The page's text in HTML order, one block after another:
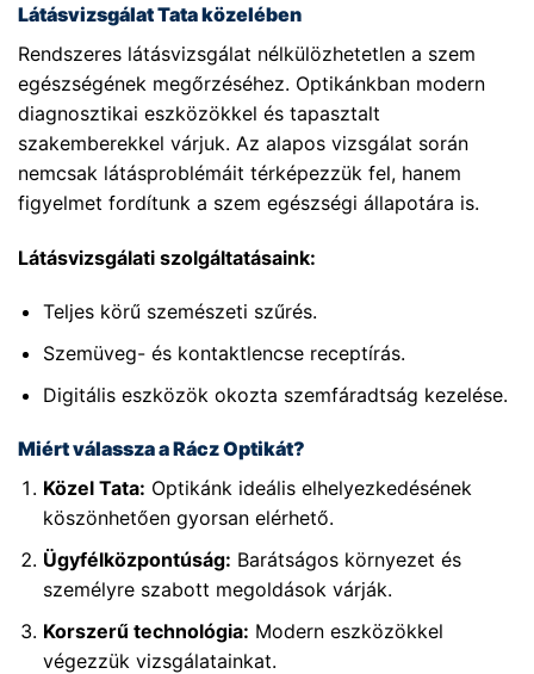
Látásvizsgálat Tata közelében
Rendszeres látásvizsgálat nélkülözhetetlen a szem
egészségének megőrzéséhez. Optikánkban modern
diagnosztikai eszközökkel és tapasztalt
szakemberekkel várjuk. Az alapos vizsgálat során
nemcsak látásproblémáit térképezzük fel, hanem
figyelmet fordítunk a szem egészségi állapotára is.
Látásvizsgálati szolgáltatásaink:
Teljes körű szemészeti szűrés.
Szemüveg- és kontaktlencse receptírás.
Digitális eszközök okozta szemfáradtság kezelése.
Miért válassza a Rácz Optikát?
Közel Tata: Optikánk ideális elhelyezkedésének
köszönhetően gyorsan elérhető.
Ügyfélközpontúság: Barátságos környezet és
személyre szabott megoldások várják.
Korszerű technológia: Modern eszközökkel
végezzük vizsgálatainkat.